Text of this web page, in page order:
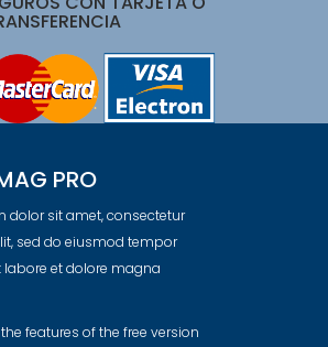
PRO
dolor sit amet, consectetur
sed do eiusmod tempor
et dolore magna
features of the free version